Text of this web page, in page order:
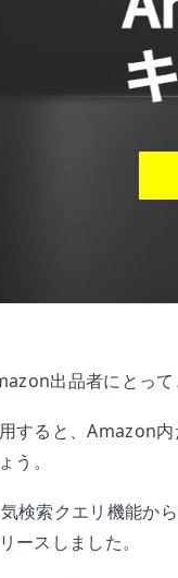
出品者にとって
すると、Amazon
う。
検索クエリ機能か
ースしました。